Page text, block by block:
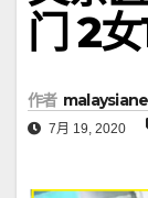
门 2
作者
7月 19, 2020